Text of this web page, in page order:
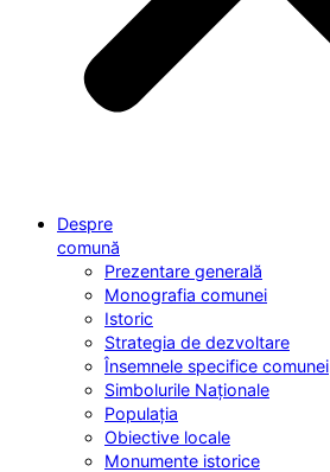
Despre
comună
Prezentare generală
Monografia comunei
Istoric
Strategia de dezvoltare
Însemnele specifice comunei
Simbolurile Naționale
Populația
Obiective locale
Monumente istorice